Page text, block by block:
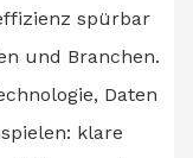
spürbar
und Branchen.
Daten
klare